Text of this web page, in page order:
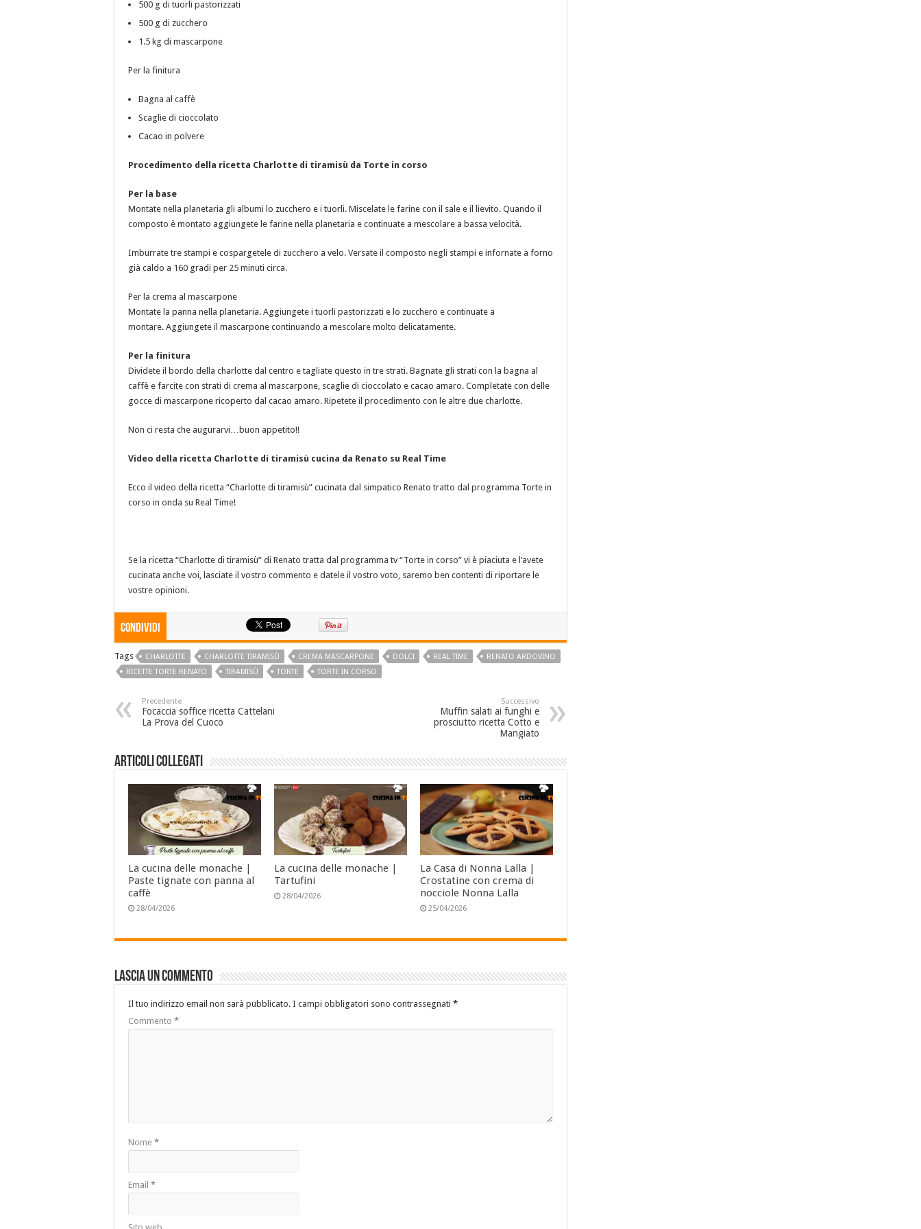
500 g di tuorli pastorizzati
500 g di zucchero
1.5 kg di mascarpone
Per la finitura
Bagna al caffè
Scaglie di cioccolato
Cacao in polvere
Procedimento della ricetta Charlotte di tiramisù da Torte in corso
Per la base
Montate nella planetaria gli albumi lo zucchero e i tuorli. Miscelate le farine con il sale e il lievito. Quando il
composto è montato aggiungete le farine nella planetaria e continuate a mescolare a bassa velocità.
Imburrate tre stampi e cospargetele di zucchero a velo. Versate il composto negli stampi e infornate a forno
già caldo a 160 gradi per 25 minuti circa.
Per la crema al mascarpone
Montate la panna nella planetaria. Aggiungete i tuorli pastorizzati e lo zucchero e continuate a
montare. Aggiungete il mascarpone continuando a mescolare molto delicatamente.
Per la finitura
Dividete il bordo della charlotte dal centro e tagliate questo in tre strati. Bagnate gli strati con la bagna al
caffè e farcite con strati di crema al mascarpone, scaglie di cioccolato e cacao amaro. Completate con delle
gocce di mascarpone ricoperto dal cacao amaro. Ripetete il procedimento con le altre due charlotte.
Non ci resta che augurarvi…buon appetito!!
Video della ricetta Charlotte di tiramisù cucina da Renato su Real Time
Ecco il video della ricetta “Charlotte di tiramisù” cucinata dal simpatico Renato tratto dal programma Torte in
corso in onda su Real Time!
Se la ricetta “Charlotte di tiramisù” di Renato tratta dal programma tv “Torte in corso” vi è piaciuta e l’avete
cucinata anche voi, lasciate il vostro commento e datele il vostro voto, saremo ben contenti di riportare le
vostre opinioni.
Condividi
Tags CHARLOTTE CHARLOTTE TIRAMISÙ CREMA MASCARPONE DOLCI REAL TIME
RENATO ARDOVINO
RICETTE TORTE RENATO
TIRAMISÙ TORTE TORTE IN CORSO
Precedente
Focaccia soffice ricetta Cattelani
La Prova del Cuoco
Successivo
Muffin salati ai funghi e
prosciutto ricetta Cotto e
Mangiato
Articoli collegati
La cucina delle monache |
Paste tignate con panna al
caffè
28/04/2026
La cucina delle monache |
Tartufini
28/04/2026
La Casa di Nonna Lalla |
Crostatine con crema di
nocciole Nonna Lalla
25/04/2026
Lascia un commento
Il tuo indirizzo email non sarà pubblicato. I campi obbligatori sono contrassegnati *
Commento *
Nome *
Email *
Sito web